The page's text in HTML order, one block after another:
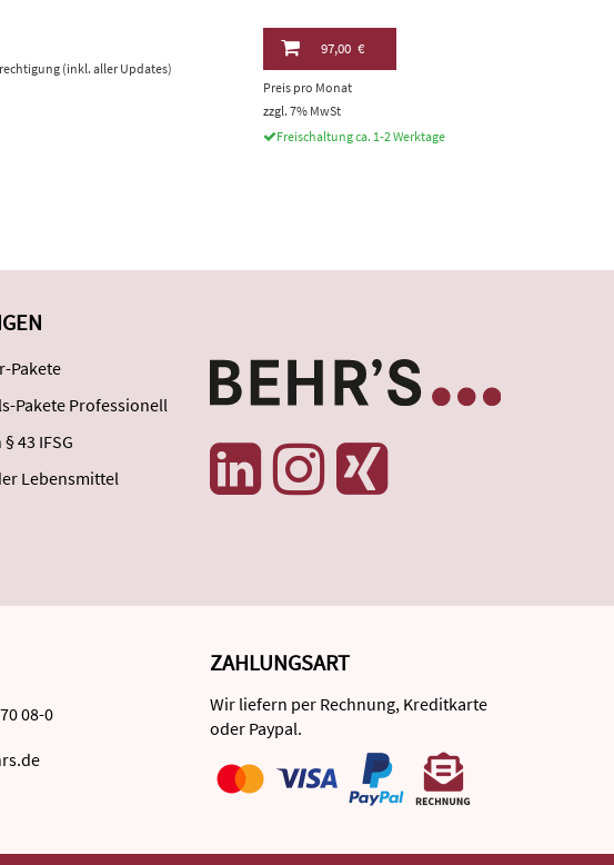
(inkl. aller Updates)
97,00 €
Preis pro Monat
zzgl. 7% MwSt
Freischaltung ca. 1-2 Werktage
Pakete
Pakete Professionell
43 IFSG
Lebensmittel
08-0
ZAHLUNGSART
Wir liefern per Rechnung, Kreditkarte
oder Paypal.